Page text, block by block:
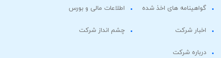
گواهینامه های اخذ شده
اخبار شرکت
اطلاعات مالی و بورس
چشم انداز شرکت
درباره شرکت